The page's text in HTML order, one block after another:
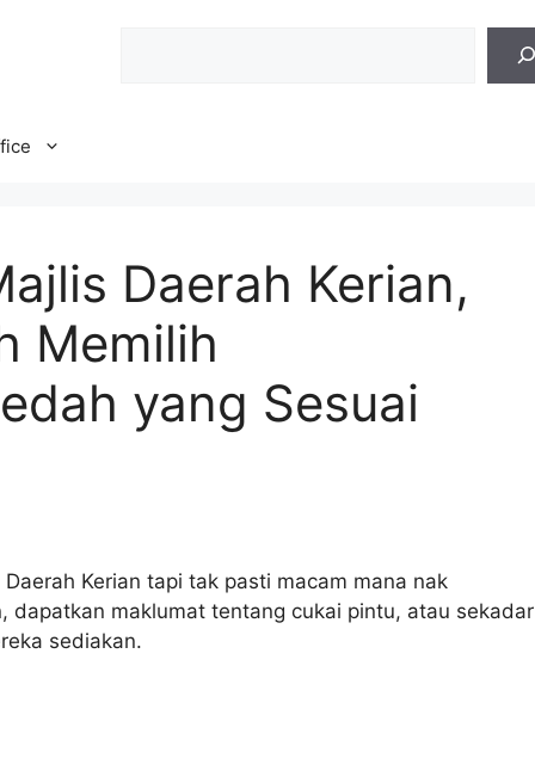
Daerah Kerian,
Memilih
yang Sesuai
Kerian tapi tak pasti macam mana nak
dapatkan maklumat tentang cukai pintu, atau sekadar
sediakan.